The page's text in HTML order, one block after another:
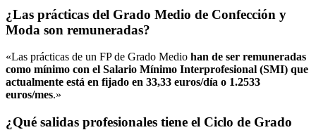
¿Las prácticas del Grado Medio de Confección y
Moda son remuneradas?
«Las prácticas de un FP de Grado Medio han de ser remuneradas
como mínimo con el Salario Mínimo Interprofesional (SMI) que
actualmente está en fijado en 33,33 euros/día o 1.2533
euros/mes.»
¿Qué salidas profesionales tiene el Ciclo de Grado